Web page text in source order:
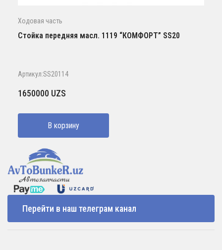
Ходовая часть
Стойка передняя масл. 1119 “КОМФОРТ” SS20
Артикул:SS20114
1650000 UZS
В корзину
Перейти в наш телеграм канал